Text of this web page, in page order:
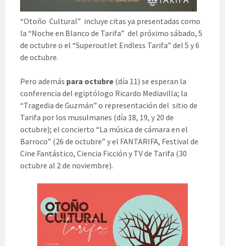
“Otoño Cultural” incluye citas ya presentadas como
la “Noche en Blanco de Tarifa” del próximo sábado, 5
de octubre o el “Superoutlet Endless Tarifa” del 5 y 6
de octubre.
Pero además para octubre (día 11) se esperan la
conferencia del egiptólogo Ricardo Mediavilla; la
“Tragedia de Guzmán” o representación del sitio de
Tarifa por los musulmanes (día 18, 19, y 20 de
octubre); el concierto “La música de cámara en el
Barroco” (26 de octubre” y el FANTARIFA, Festival de
Cine Fantástico, Ciencia Ficción y TV de Tarifa (30
octubre al 2 de noviembre).